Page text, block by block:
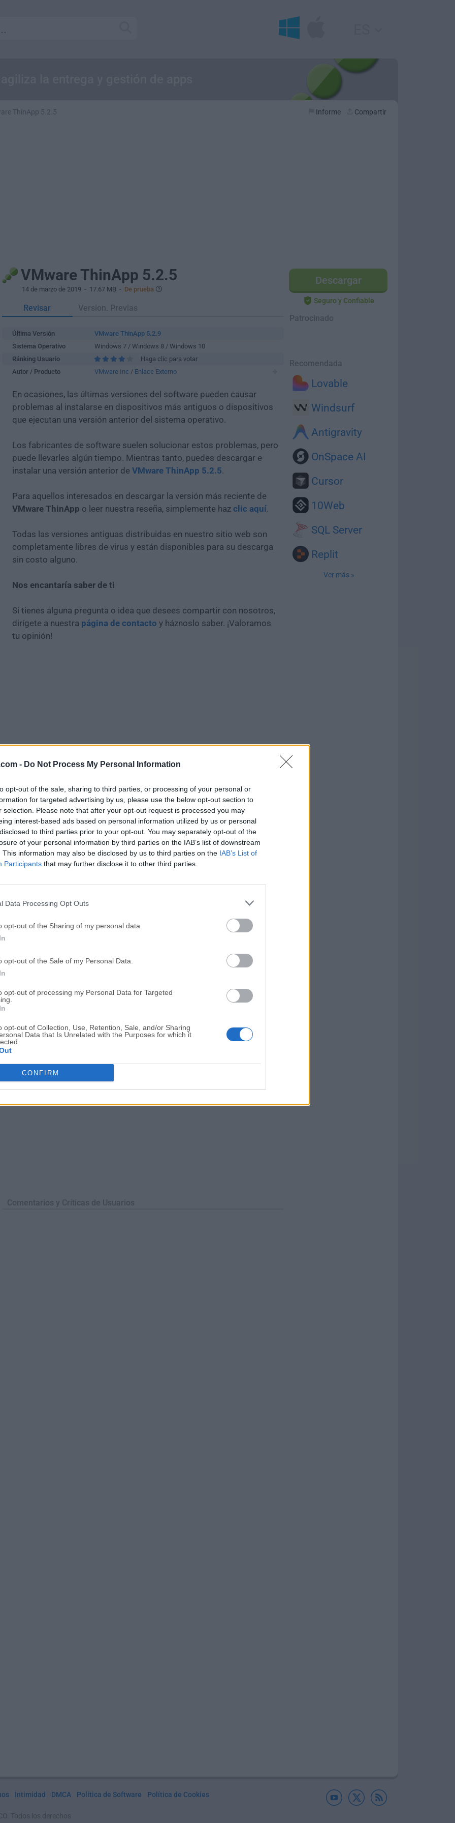
- Do Not Process My Personal Information
opt-out of the sale, sharing to third parties, or processing of your personal or
for targeted advertising by us, please use the below opt-out section to
selection. Please note that after your opt-out request is processed you may
interest-based ads based on personal information utilized by us or personal
to third parties prior to your opt-out. You may separately opt-out of the
of your personal information by third parties on the IAB’s list of downstream
This information may also be disclosed by us to third parties on the IAB’s List of
Participants that may further disclose it to other third parties.
Data Processing Opt Outs
opt-out of the Sharing of my personal data.
opt-out of the Sale of my Personal Data.
opt-out of processing my Personal Data for Targeted
opt-out of Collection, Use, Retention, Sale, and/or Sharing
Data that Is Unrelated with the Purposes for which it
CONFIRM
ThinApp 5.2.5 Informe Compartir
Descargar
Seguro y Confiable
Patrocinado
Recomendada
Lovable
Windsurf
Antigravity
OnSpace AI
Cursor
10Web
SQL Server
Replit
Ver más »
VMware ThinApp 5.2.5
14 de marzo de 2019 - 17.67 MB - De prueba
Revisar Version. Previas
Última Versión
VMware ThinApp 5.2.9
Sistema Operativo
Windows 7 / Windows 8 / Windows 10
Ránking Usuario
Haga clic para votar
Autor / Producto
VMware Inc / Enlace Externo
En ocasiones, las últimas versiones del software pueden causar
problemas al instalarse en dispositivos más antiguos o dispositivos
que ejecutan una versión anterior del sistema operativo.
Los fabricantes de software suelen solucionar estos problemas, pero
puede llevarles algún tiempo. Mientras tanto, puedes descargar e
instalar una versión anterior de VMware ThinApp 5.2.5.
Para aquellos interesados en descargar la versión más reciente de
VMware ThinApp o leer nuestra reseña, simplemente haz clic aquí.
Todas las versiones antiguas distribuidas en nuestro sitio web son
completamente libres de virus y están disponibles para su descarga
sin costo alguno.
Nos encantaría saber de ti
Si tienes alguna pregunta o idea que desees compartir con nosotros,
dirígete a nuestra página de contacto y háznoslo saber. ¡Valoramos
tu opinión!
Descargar VMware ThinApp 5.2.5
¿Por qué se publica esta aplicación en Filehorse? (Más información
Top Descargas
Photoshop
Adobe Photoshop CC 2026 27.9.1 (64-bit)
GTA 6 for PS5
PC Repair Tool 2026 Hero Wars - Online Action Game
TradingView - Trusted by 100 Million Traders Halo: Campaign Evolved
Software más Populares »
Comentarios y Críticas de Usuarios
Intimidad DMCA Política de Software
Política de Cookies
Todos los derechos